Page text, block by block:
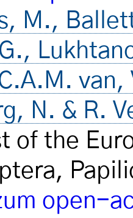
M.,
N. & R.
of the
open-